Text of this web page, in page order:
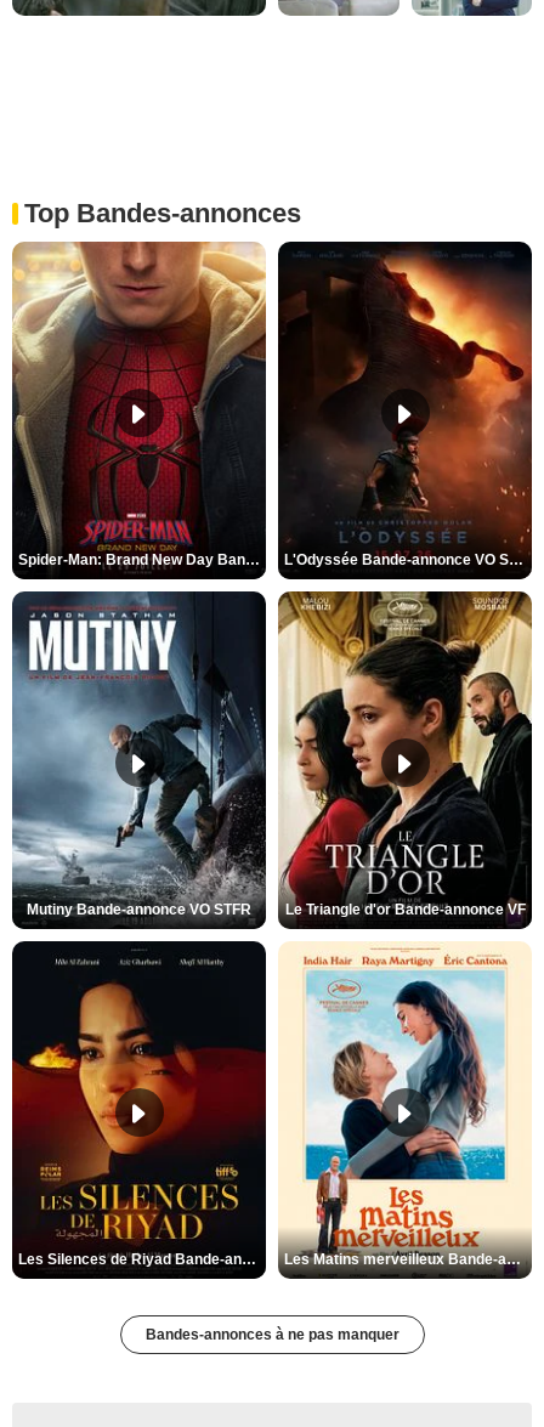
Top Bandes-annonces
Spider-Man: Brand New Day Bande-annonce VO STFR L'Odyssée Bande-annonce VO STFR
Mutiny Bande-annonce VO STFR Le Triangle d'or Bande-annonce VF
Les Silences de Riyad Bande-annonce VO STFR Les Matins merveilleux Bande-annonce VF
Bandes-annonces à ne pas manquer